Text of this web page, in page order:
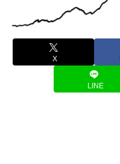
X
LINE